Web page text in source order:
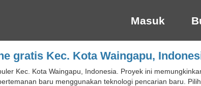
Masuk
gratis Kec. Kota Waingapu,
Kec. Kota Waingapu, Indonesia. Proyek ini
baru menggunakan teknologi pencarian baru.